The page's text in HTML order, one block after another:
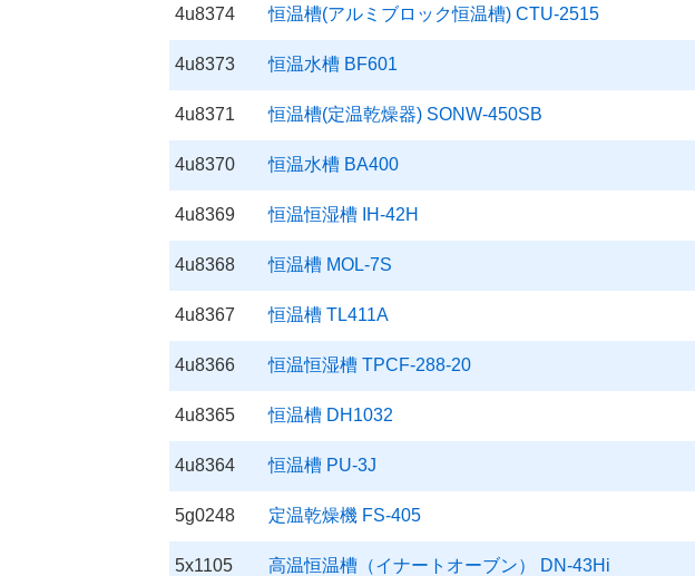
4u8374 恒温槽(アルミブロック恒温槽) CTU-2515
4u8373 恒温水槽 BF601
4u8371 恒温槽(定温乾燥器) SONW-450SB
4u8370 恒温水槽 BA400
4u8369 恒温恒湿槽 IH-42H
4u8368 恒温槽 MOL-7S
4u8367 恒温槽 TL411A
4u8366 恒温恒湿槽 TPCF-288-20
4u8365 恒温槽 DH1032
4u8364 恒温槽 PU-3J
5g0248 定温乾燥機 FS-405
5x1105 高温恒温槽（イナートオーブン） DN-43Hi